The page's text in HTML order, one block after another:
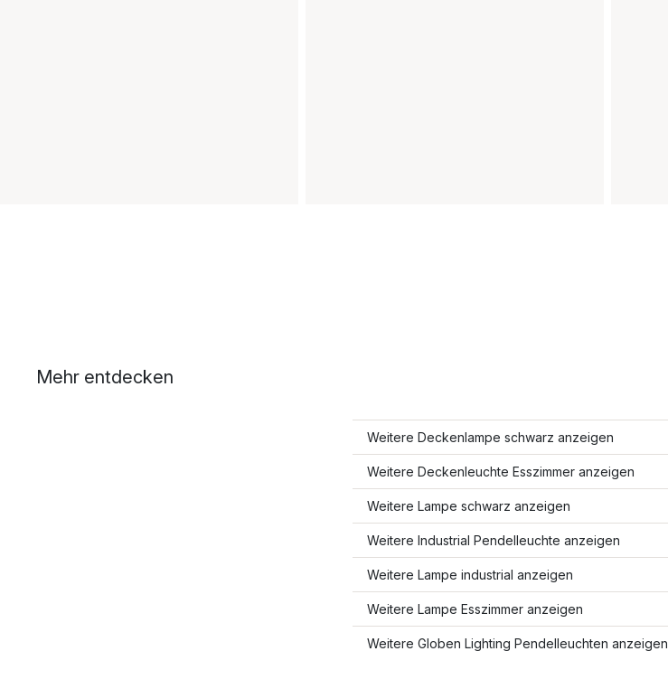
Mehr entdecken
Weitere Deckenlampe schwarz anzeigen
Weitere Deckenleuchte Esszimmer anzeigen
Weitere Lampe schwarz anzeigen
Weitere Industrial Pendelleuchte anzeigen
Weitere Lampe industrial anzeigen
Weitere Lampe Esszimmer anzeigen
Weitere Globen Lighting Pendelleuchten anzeigen